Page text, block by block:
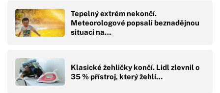
Tepelný extrém nekončí.
Meteorologové popsali beznadějnou
situaci na…
Klasické žehličky končí. Lidl zlevnil o
35 % přístroj, který žehlí…